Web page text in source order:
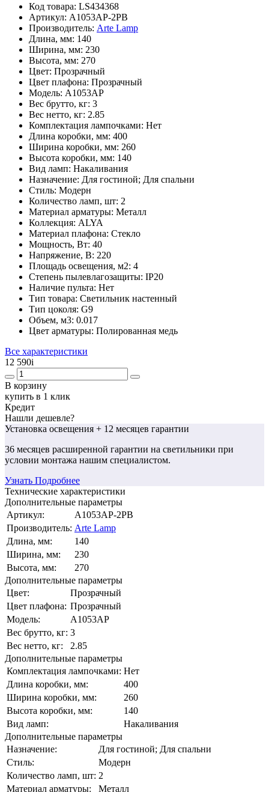
Код товара: LS434368
Артикул: A1053AP-2PB
Производитель: Arte Lamp
Длина, мм: 140
Ширина, мм: 230
Высота, мм: 270
Цвет: Прозрачный
Цвет плафона: Прозрачный
Модель: A1053AP
Вес брутто, кг: 3
Вес нетто, кг: 2.85
Комплектация лампочками: Нет
Длина коробки, мм: 400
Ширина коробки, мм: 260
Высота коробки, мм: 140
Вид ламп: Накаливания
Назначение: Для гостиной; Для спальни
Стиль: Модерн
Количество ламп, шт: 2
Материал арматуры: Металл
Коллекция: ALYA
Материал плафона: Стекло
Мощность, Вт: 40
Напряжение, В: 220
Площадь освещения, м2: 4
Степень пылевлагозащиты: IP20
Наличие пульта: Нет
Тип товара: Светильник настенный
Тип цоколя: G9
Объем, м3: 0.017
Цвет арматуры: Полированная медь
Все характеристики
12 590i
В корзину
купить в 1 клик
Кредит
Нашли дешевле?
Установка освещения + 12 месяцев гарантии
36 месяцев расширенной гарантии на светильники при
условии монтажа нашим специалистом.
Узнать Подробнее
Технические характеристики
Дополнительные параметры
Артикул:
A1053AP-2PB
Производитель: Arte Lamp
Длина, мм:
140
Ширина, мм:
230
Высота, мм:
270
Дополнительные параметры
Цвет:
Прозрачный
Цвет плафона: Прозрачный
Модель:
A1053AP
Вес брутто, кг: 3
Вес нетто, кг:
2.85
Дополнительные параметры
Комплектация лампочками: Нет
Длина коробки, мм:
400
Ширина коробки, мм:
260
Высота коробки, мм:
140
Вид ламп:
Накаливания
Дополнительные параметры
Назначение:
Для гостиной; Для спальни
Стиль:
Модерн
Количество ламп, шт: 2
Материал арматуры:
Металл